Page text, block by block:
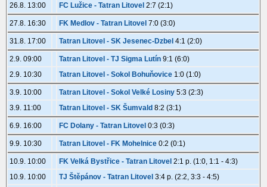
26.8. 13:00 FC Lužice - Tatran Litovel 2:7 (2:1)
27.8. 16:30 FK Medlov - Tatran Litovel 7:0 (3:0)
31.8. 17:00 Tatran Litovel - SK Jesenec-Dzbel 4:1 (2:0)
2.9. 09:00 Tatran Litovel - TJ Sigma Lutín 9:1 (6:0)
2.9. 10:30
Tatran Litovel - Sokol Bohuňovice 1:0 (1:0)
3.9. 10:00 Tatran Litovel - Sokol Velké Losiny 5:3 (2:3)
3.9. 11:00
Tatran Litovel - SK Šumvald 8:2 (3:1)
6.9. 16:00 FC Dolany - Tatran Litovel 0:3 (0:3)
9.9. 10:30 Tatran Litovel - FK Mohelnice 0:2 (0:1)
10.9. 10:00 FK Velká Bystřice - Tatran Litovel 2:1 p. (1:0, 1:1 - 4:3)
10.9. 10:00
TJ Štěpánov - Tatran Litovel 3:4 p. (2:2, 3:3 - 4:5)